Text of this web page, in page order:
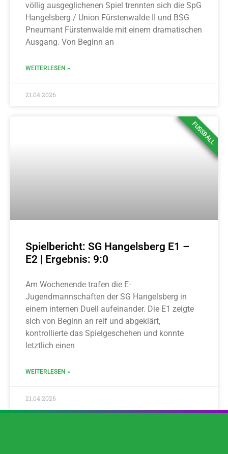
völlig ausgeglichenen Spiel trennten sich die SpG
Hangelsberg / Union Fürstenwalde II und BSG
Pneumant Fürstenwalde mit einem dramatischen
Ausgang. Von Beginn an
WEITERLESEN »
21.04.2026
FUSSBALL
Spielbericht: SG Hangelsberg E1 –
E2 | Ergebnis: 9:0
Am Wochenende trafen die E-
Jugendmannschaften der SG Hangelsberg in
einem internen Duell aufeinander. Die E1 zeigte
sich von Beginn an reif und abgeklärt,
kontrollierte das Spielgeschehen und konnte
letztlich einen
WEITERLESEN »
21.04.2026